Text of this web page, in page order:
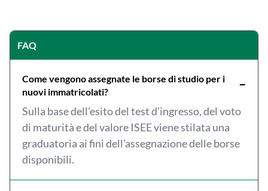
FAQ
Come vengono assegnate le borse di studio per i
nuovi immatricolati?
−
Sulla base dell’esito del test d’ingresso, del voto
di maturità e del valore ISEE viene stilata una
graduatoria ai fini dell’assegnazione delle borse
disponibili.